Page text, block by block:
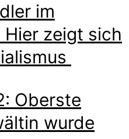
im
zeigt sich
Oberste
wurde